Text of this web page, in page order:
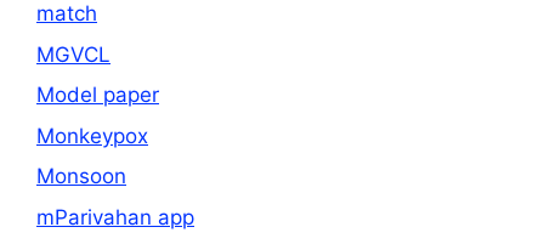
match
MGVCL
Model paper
Monkeypox
Monsoon
mParivahan app